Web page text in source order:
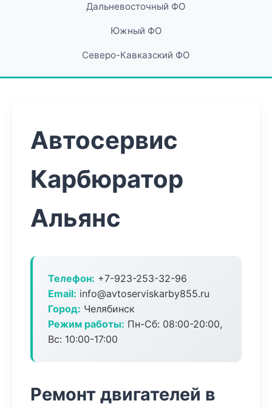
Дальневосточный ФО
Южный ФО
Северо-Кавказский ФО
Автосервис
Карбюратор
Альянс
Телефон: +7-923-253-32-96
Email: info@avtoserviskarby855.ru
Город: Челябинск
Режим работы: Пн-Сб: 08:00-20:00,
Вс: 10:00-17:00
Ремонт двигателей в